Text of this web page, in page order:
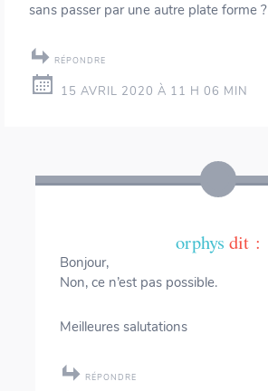
sans passer par une autre plate forme ?
RÉPONDRE
15 AVRIL 2020 À 11 H 06 MIN
orphys dit :
Bonjour,
Non, ce n’est pas possible.
Meilleures salutations
RÉPONDRE